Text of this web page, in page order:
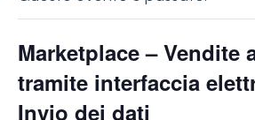
Marketplace – Vendite
tramite interfaccia
Invio dei dati